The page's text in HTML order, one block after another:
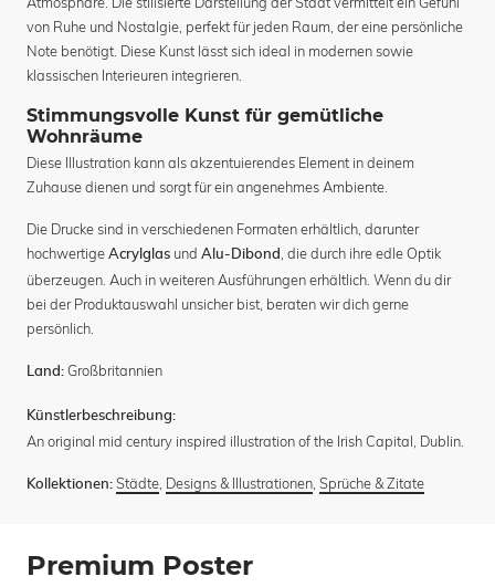
von Ruhe und Nostalgie, perfekt für jeden Raum, der eine persönliche
Note benötigt. Diese Kunst lässt sich ideal in modernen sowie
klassischen Interieuren integrieren.
Stimmungsvolle Kunst für gemütliche
Wohnräume
Diese Illustration kann als akzentuierendes Element in deinem
Zuhause dienen und sorgt für ein angenehmes Ambiente.
Die Drucke sind in verschiedenen Formaten erhältlich, darunter
hochwertige Acrylglas und Alu-Dibond
, die durch ihre edle Optik
überzeugen. Auch in weiteren Ausführungen erhältlich. Wenn du dir
bei der Produktauswahl unsicher bist, beraten wir dich gerne
persönlich.
Land: Großbritannien
Künstlerbeschreibung:
An original mid century inspired illustration of the Irish Capital, Dublin.
Kollektionen: Städte Designs & Illustrationen Sprüche & Zitate
Premium Poster